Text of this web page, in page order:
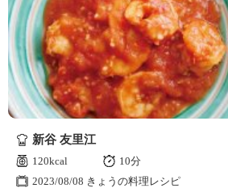
新谷 友里江
120kcal
10分
2023/08/08 きょうの料理レシピ